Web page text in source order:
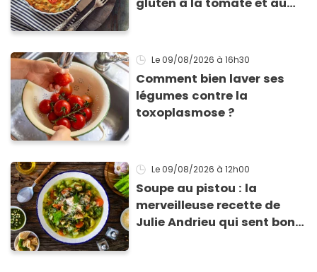
Le 09/08/2026 à 16h30
Comment bien laver ses
légumes contre la
toxoplasmose ?
Le 09/08/2026 à 12h00
Soupe au pistou : la
merveilleuse recette de
Julie Andrieu qui sent bon